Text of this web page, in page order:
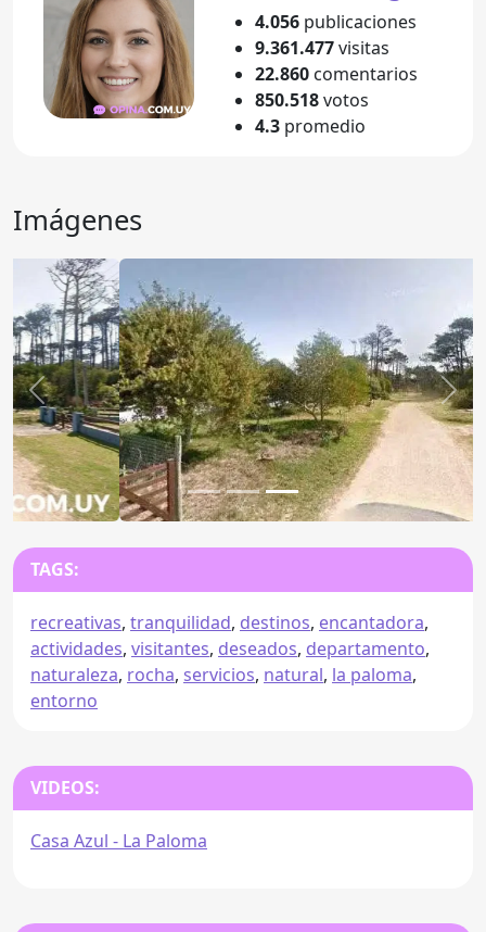
4.056 publicaciones
9.361.477visitas
22.860 comentarios
850.518votos
4.3 promedio
Imágenes
Anterior
TAGS:
recreativas, tranquilidad, destinos, encantadora,
actividades, visitantes, deseados, departamento,
naturaleza, rocha, servicios, natural, la paloma,
entorno
VIDEOS:
Casa Azul - La Paloma